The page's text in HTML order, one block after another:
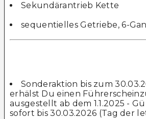
Sekundärantrieb Kette
sequentielles Getriebe, 6-
Sonderaktion bis zum
erhälst Du einen
ausgestellt ab dem 1.1.2025 -
sofort bis 30.03.2026 (Tag der